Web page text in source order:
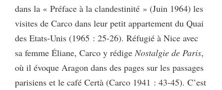
dans la « Préface à la clandestinité » (Juin 1964) les
visites de Carco dans leur petit appartement du Quai
des Etats-Unis (1965 : 25-26). Réfugié à Nice avec
sa femme Éliane, Carco y rédige Nostalgie de Paris,
où il évoque Aragon dans des pages sur les passages
parisiens et le café Certà (Carco 1941 : 43-45). C’est